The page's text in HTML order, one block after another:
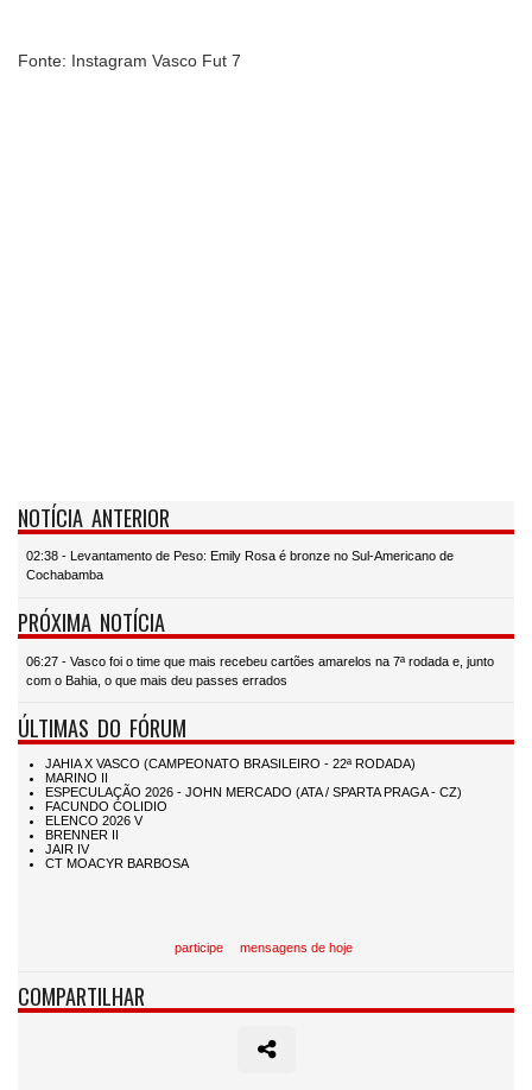
Fonte: Instagram Vasco Fut 7
NOTÍCIA ANTERIOR
02:38 - Levantamento de Peso: Emily Rosa é bronze no Sul-Americano de
Cochabamba
PRÓXIMA NOTÍCIA
06:27 - Vasco foi o time que mais recebeu cartões amarelos na 7ª rodada e, junto
com o Bahia, o que mais deu passes errados
ÚLTIMAS DO FÓRUM
participe mensagens de hoje
COMPARTILHAR